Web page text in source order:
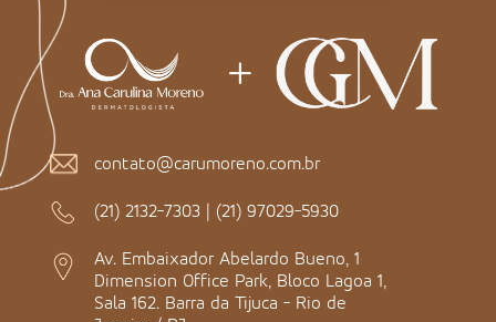
contato@carumoreno.com.br
(21) 2132-7303 | (21) 97029-5930
Av. Embaixador Abelardo Bueno, 1
Dimension Office Park, Bloco Lagoa 1,
Sala 162. Barra da Tijuca - Rio de